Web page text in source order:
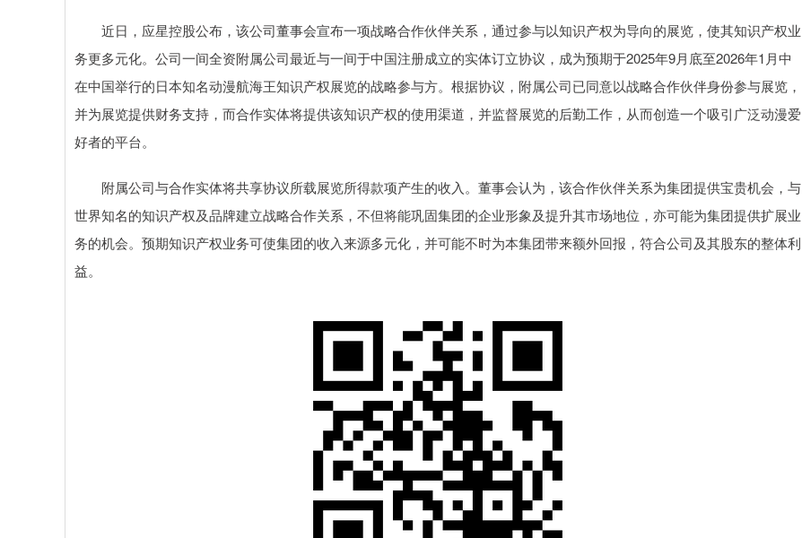
近日，应星控股公布，该公司董事会宣布一项战略合作伙伴关系，通过参与以知识产权为导向的展览，使其知识产权业
务更多元化。公司一间全资附属公司最近与一间于中国注册成立的实体订立协议，成为预期于2025年9月底至2026年1月中
在中国举行的日本知名动漫航海王知识产权展览的战略参与方。根据协议，附属公司已同意以战略合作伙伴身份参与展览，
并为展览提供财务支持，而合作实体将提供该知识产权的使用渠道，并监督展览的后勤工作，从而创造一个吸引广泛动漫爱
好者的平台。
附属公司与合作实体将共享协议所载展览所得款项产生的收入。董事会认为，该合作伙伴关系为集团提供宝贵机会，与
世界知名的知识产权及品牌建立战略合作关系，不但将能巩固集团的企业形象及提升其市场地位，亦可能为集团提供扩展业
务的机会。预期知识产权业务可使集团的收入来源多元化，并可能不时为本集团带来额外回报，符合公司及其股东的整体利
益。